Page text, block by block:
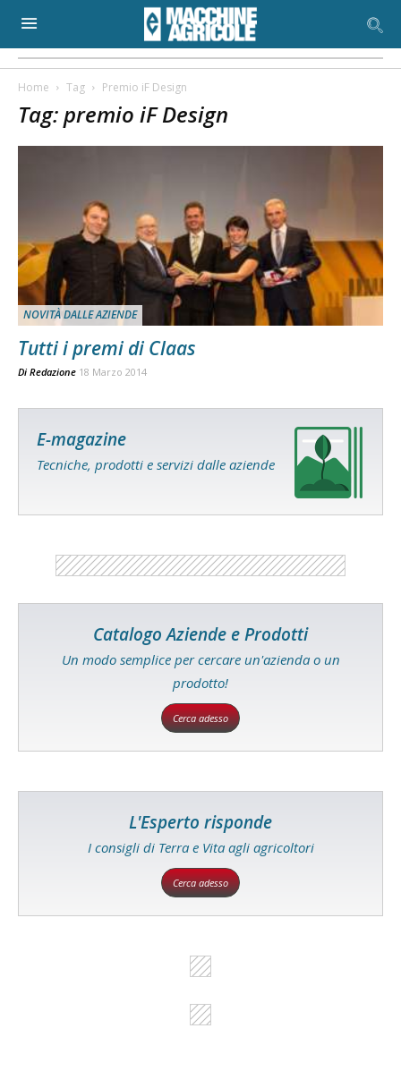
Home Tag Premio iF Design
Tag: premio iF Design
NOVITÀ DALLE AZIENDE
Tutti i premi di Claas
Di Redazione 18 Marzo 2014
E-magazine
Tecniche, prodotti e servizi dalle aziende
Catalogo Aziende e Prodotti
Un modo semplice per cercare un'azienda o un
prodotto!
Cerca adesso
L'Esperto risponde
I consigli di Terra e Vita agli agricoltori
Cerca adesso